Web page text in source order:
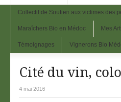
Collectif de Soutien aux victimes des
Maraîchers Bio en Médoc Mes
Témoignages Vignerons Bio
Cité du vin,
4 mai 2016